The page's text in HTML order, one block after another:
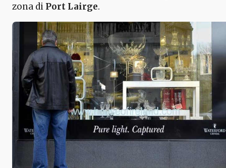
zona di Port Lairge.